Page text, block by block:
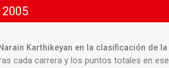
2005
Karthikeyan en la clasificación de
cada carrera y los puntos totales en